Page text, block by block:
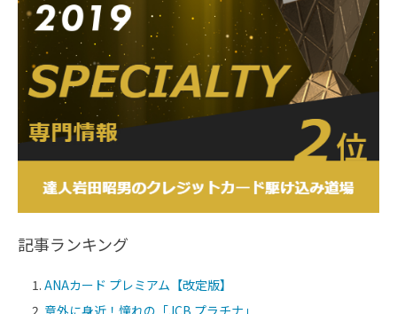
記事ランキング
ANAカード プレミアム【改定版】